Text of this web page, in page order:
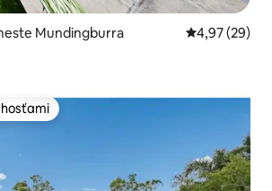
Mundingburra Priemerné
4,97 (29)